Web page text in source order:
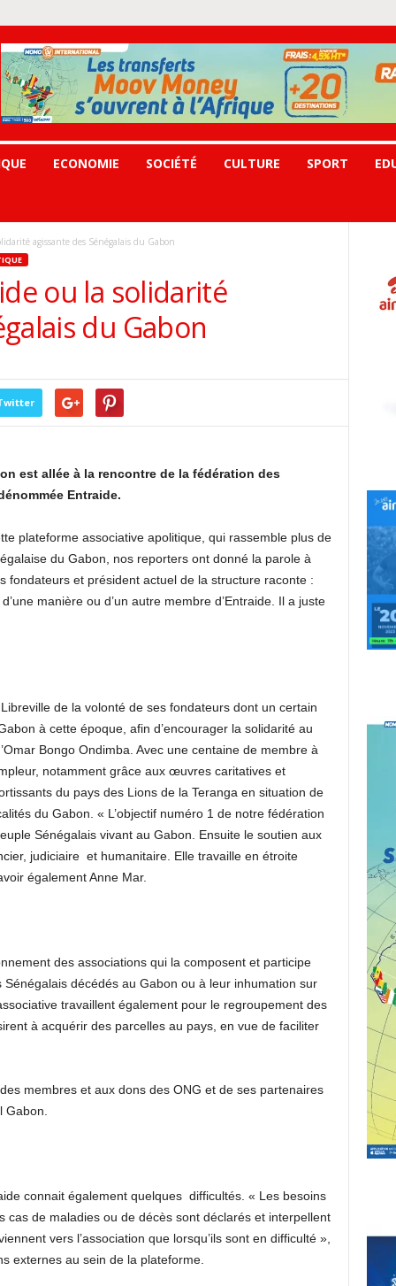
ECONOMIE SOCIÉTÉ CULTURE SPORT
agissante des Sénégalais du Gabon
ou la solidarité
du Gabon
est allée à la rencontre de la fédération des
Entraide.
plateforme associative apolitique, qui rassemble plus de
du Gabon, nos reporters ont donné la parole à
fondateurs et président actuel de la structure raconte :
manière ou d’un autre membre d’Entraide. Il a juste
de la volonté de ses fondateurs dont un certain
à cette époque, afin d’encourager la solidarité au
Bongo Ondimba. Avec une centaine de membre à
notamment grâce aux œuvres caritatives et
du pays des Lions de la Teranga en situation de
du Gabon. « L’objectif numéro 1 de notre fédération
Sénégalais vivant au Gabon. Ensuite le soutien aux
judiciaire et humanitaire. Elle travaille en étroite
également Anne Mar.
des associations qui la composent et participe
décédés au Gabon ou à leur inhumation sur
travaillent également pour le regroupement des
à acquérir des parcelles au pays, en vue de faciliter
membres et aux dons des ONG et de ses partenaires
connait également quelques difficultés. « Les besoins
cas de maladies ou de décès sont déclarés et interpellent
vers l’association que lorsqu’ils sont en difficulté »,
externes au sein de la plateforme.